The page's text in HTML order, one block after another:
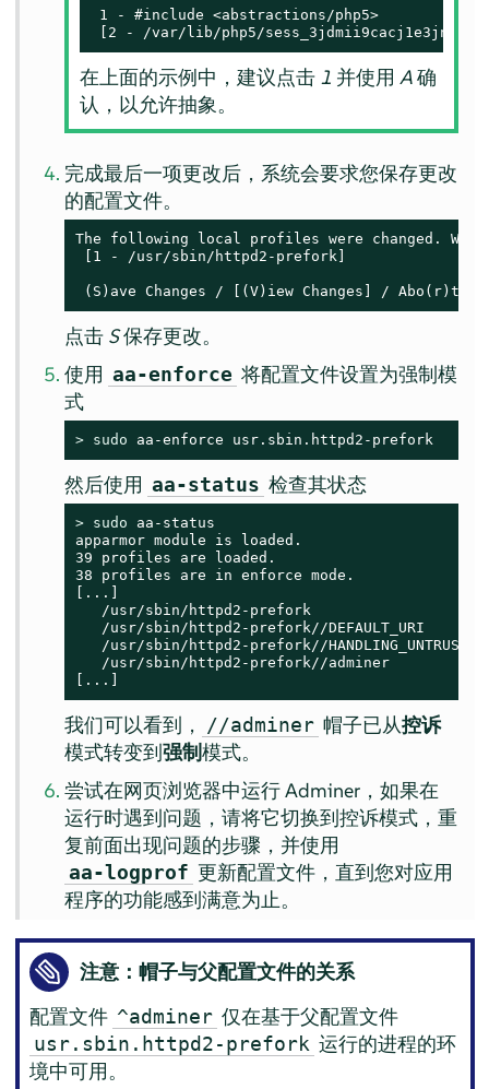
1 - #include <abstractions/php5>
[2 - /var/lib/php5/
在上面的示例中，建议点击 1 并使用 A确
认，以允许抽象。
完成最后一项更改后，系统会要求您保存更改
的配置文件。
The following local profiles were changed.
[1 - /usr/sbin/httpd2-prefork]
(S)ave Changes / [(V)iew Changes] / Abo(r)t
点击 S保存更改。
使用 aa-enforce 将配置文件设置为强制模
式
> sudo aa-enforce usr.sbin.httpd2-prefork
然后使用 aa-status 检查其状态
> sudo aa-status
apparmor module is loaded.
39 profiles are loaded.
38 profiles are in enforce mode.
[...]
   /usr/sbin/httpd2-prefork
   /usr/sbin/httpd2-prefork//DEFAULT_URI
/usr/sbin/httpd2-prefork//
   /usr/sbin/httpd2-prefork//adminer
[...]
我们可以看到， //adminer 帽子已从控诉
模式转变到强制模式。
尝试在网页浏览器中运行 Adminer，如果在
运行时遇到问题，请将它切换到控诉模式，重
复前面出现问题的步骤，并使用
aa-logprof 更新配置文件，直到您对应用
程序的功能感到满意为止。
注意：帽子与父配置文件的关系
配置文件 ^adminer 仅在基于父配置文件
usr.sbin.httpd2-prefork 运行的进程的环
境中可用。